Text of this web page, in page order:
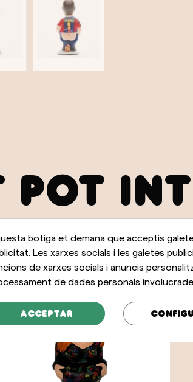
POT
botiga et demana que acceptis
Les xarxes socials i les galetes
de xarxes socials i anuncis
de dades personals
Acceptar